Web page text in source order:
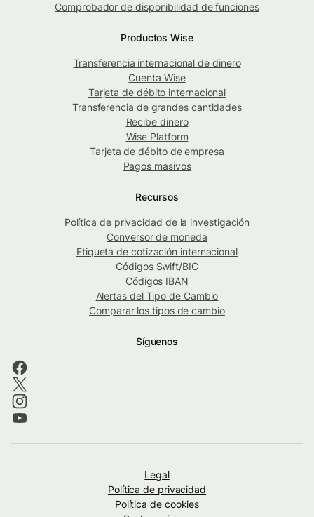
Comprobador de disponibilidad de funciones
Productos Wise
Transferencia internacional de dinero
Cuenta Wise
Tarjeta de débito internacional
Transferencia de grandes cantidades
Recibe dinero
Wise Platform
Tarjeta de débito de empresa
Pagos masivos
Recursos
Política de privacidad de la investigación
Conversor de moneda
Etiqueta de cotización internacional
Códigos Swift/BIC
Códigos IBAN
Alertas del Tipo de Cambio
Comparar los tipos de cambio
Síguenos
Legal
Política de privacidad
Política de cookies